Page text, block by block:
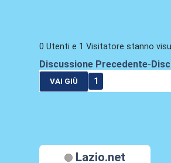
0 Utenti e 1 Visitatore stanno
Discussione Precedente-
VAI GIÙ 1
Lazio.net